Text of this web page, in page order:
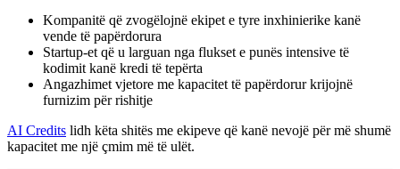
Kompanitë që zvogëlojnë ekipet e tyre inxhinierike kanë
vende të papërdorura
Startup-et që u larguan nga flukset e punës intensive të
kodimit kanë kredi të tepërta
Angazhimet vjetore me kapacitet të papërdorur krijojnë
furnizim për rishitje
AI Credits lidh këta shitës me ekipeve që kanë nevojë për më shumë
kapacitet me një çmim më të ulët.